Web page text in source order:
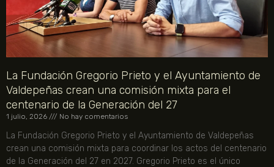
La Fundación Gregorio Prieto y el Ayuntamiento de
Valdepeñas crean una comisión mixta para el
centenario de la Generación del 27
1 julio, 2026 No hay comentarios
La Fundación Gregorio Prieto y el Ayuntamiento de Valdepeñas
crean una comisión mixta para coordinar los actos del centenario
de la Generación del 27 en 2027. Gregorio Prieto es el único